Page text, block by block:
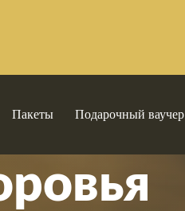
Пакеты Подарочный ваучер